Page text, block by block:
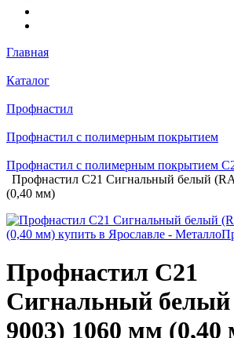
Главная
Каталог
Профнастил
Профнастил с полимерным покрытием
Профнастил с полимерным покрытием
Профнастил С21 Сигнальный белый
(0,40 мм)
Профнастил С21
Сигнальный
9003) 1060 мм (0,40